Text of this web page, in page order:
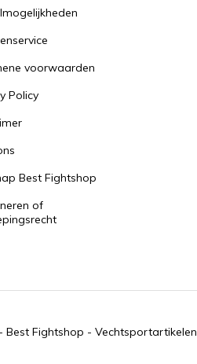
voorwaarden
Policy
Best Fightshop
of
Best Fightshop - Vechtsportartikelen